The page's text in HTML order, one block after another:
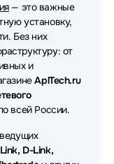
Ruijie
Extreme
Juniper
SNR
H3C
Fibertrade
— это важные
установку,
Без них
от
и
AplTech.ru
всей России.
D-Link,